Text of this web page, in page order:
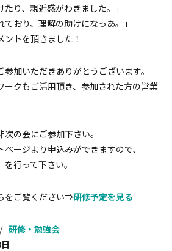
たり、親近感がわきました。」
ており、理解の助けになっあ。」
ントを頂きました！
加いただきありがとうございます。
ークもご活用頂き、参加された方の営業
の会にご参加下さい。
ージより申込みができますので、
を行って下さい。
をご覧ください⇒研修予定を見る
研修・勉強会